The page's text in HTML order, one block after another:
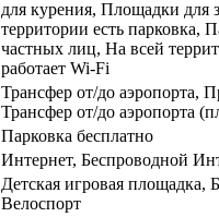
для курения, Площадки для
территории есть парковка,
частных лиц, На всей
работает Wi-Fi
Трансфер от/до аэропорта,
Трансфер от/до аэропорта
Парковка бесплатно
Интернет, Беспроводной
Детская игровая площадка,
Велоспорт